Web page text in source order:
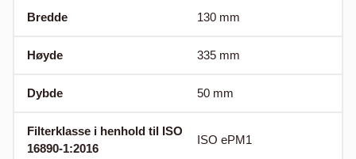
Bredde 130 mm
Høyde 335 mm
Dybde 50 mm
Filterklasse i henhold til ISO
16890-1:2016
ISO ePM1